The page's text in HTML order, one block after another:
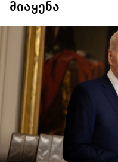
მიაყენა